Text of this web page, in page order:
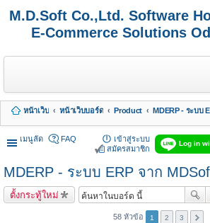
M.D.Soft Co.,Ltd. Software
E-Commerce Solutions
หน้าเว็บ หน้าเว็บบอร์ด Product
เมนูลัด
Log in
FAQ
เข้าสู่ระบบ
สมัครสมาชิก
MDERP - ระบบ ERP จาก
ตั้งกระทู้ใหม่
58 หัวข้อ 1 2 3